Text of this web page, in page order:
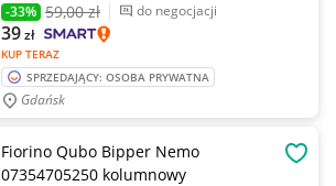
-33% 59,00 zł do negocjacji
KUP TERAZ
39zł
SPRZEDAJĄCY: OSOBA PRYWATNA
Gdańsk
Fiorino Qubo Bipper Nemo
07354705250 kolumnowy